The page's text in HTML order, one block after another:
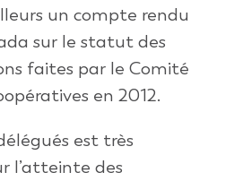
un compte rendu
sur le statut des
faites par le Comité
en 2012.
est très
l’atteinte des